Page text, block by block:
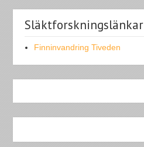
Släktforskningslänkar
Finninvandring Tiveden